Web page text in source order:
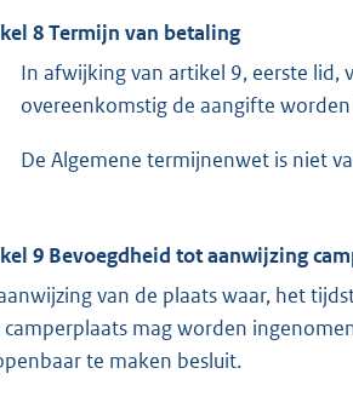
8 Termijn van betaling
In afwijking van artikel 9, eerste
overeenkomstig de aangifte
De Algemene termijnenwet is niet
9 Bevoegdheid tot aanwijzing
van de plaats waar, het
camperplaats mag worden
te maken besluit.